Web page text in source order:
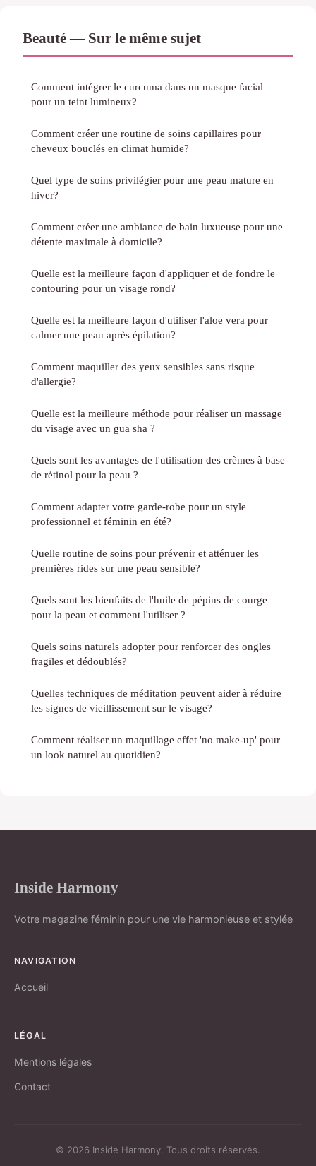
Beauté — Sur le même sujet
Comment intégrer le curcuma dans un masque facial
pour un teint lumineux?
Comment créer une routine de soins capillaires pour
cheveux bouclés en climat humide?
Quel type de soins privilégier pour une peau mature en
hiver?
Comment créer une ambiance de bain luxueuse pour une
détente maximale à domicile?
Quelle est la meilleure façon d'appliquer et de fondre le
contouring pour un visage rond?
Quelle est la meilleure façon d'utiliser l'aloe vera pour
calmer une peau après épilation?
Comment maquiller des yeux sensibles sans risque
d'allergie?
Quelle est la meilleure méthode pour réaliser un massage
du visage avec un gua sha ?
Quels sont les avantages de l'utilisation des crèmes à base
de rétinol pour la peau ?
Comment adapter votre garde-robe pour un style
professionnel et féminin en été?
Quelle routine de soins pour prévenir et atténuer les
premières rides sur une peau sensible?
Quels sont les bienfaits de l'huile de pépins de courge
pour la peau et comment l'utiliser ?
Quels soins naturels adopter pour renforcer des ongles
fragiles et dédoublés?
Quelles techniques de méditation peuvent aider à réduire
les signes de vieillissement sur le visage?
Comment réaliser un maquillage effet 'no make-up' pour
un look naturel au quotidien?
Inside Harmony
Votre magazine féminin pour une vie harmonieuse et stylée
NAVIGATION
Accueil
LÉGAL
Mentions légales
Contact
© 2026 Inside Harmony. Tous droits réservés.